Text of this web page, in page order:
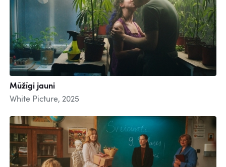
Mūžīgi jauni
White Picture, 2025